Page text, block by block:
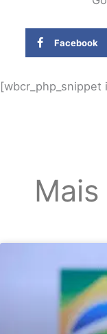
Facebook
[wbcr_php_snippet